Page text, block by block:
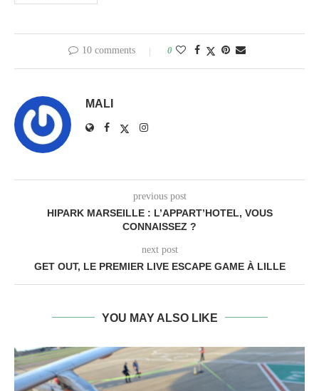
10 comments 0
MALI
previous post
HIPARK MARSEILLE : L’APPART’HOTEL, VOUS
CONNAISSEZ ?
next post
GET OUT, LE PREMIER LIVE ESCAPE GAME À LILLE
YOU MAY ALSO LIKE